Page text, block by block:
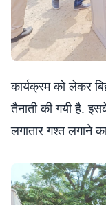
कार्यक्रम को लेकर
तैनाती की गयी है.
लगातार गश्त लगाने